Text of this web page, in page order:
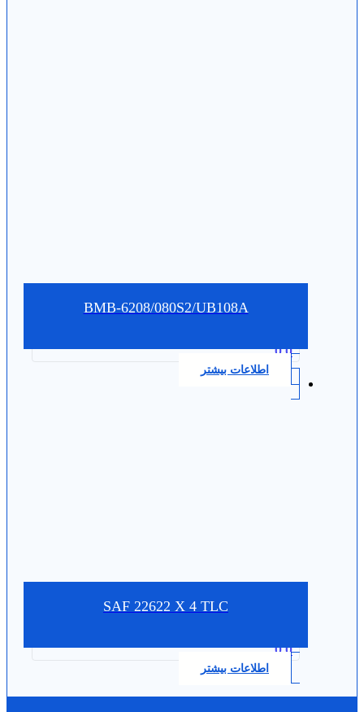
BMB-6208/080S2/UB108A
0.0
اطلاعات بیشتر
SAF 22622 X 4 TLC
0.0
اطلاعات بیشتر